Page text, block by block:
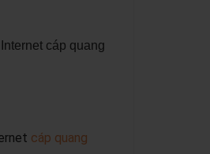
cáp quang
cáp quang